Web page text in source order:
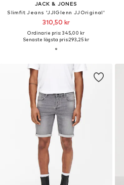
JACK & JONES
Slimfit Jeans 'JJIGlenn JJOriginal'
310,50 kr
Ordinarie pris: 345,00 kr
Senaste lägsta pris:293,25 kr